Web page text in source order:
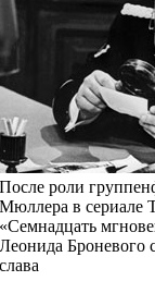
После роли
Мюллера в сериале
«Семнадцать
Леонида Броневого
слава